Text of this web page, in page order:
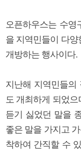
오픈하우스는 수영
을 지역민들이 다
개방하는 행사이다.
지난해 지역민들의
도 개최하게 되었
듣기 싫었던 말을
좋은 말을 가지고
착하여 간직할 수